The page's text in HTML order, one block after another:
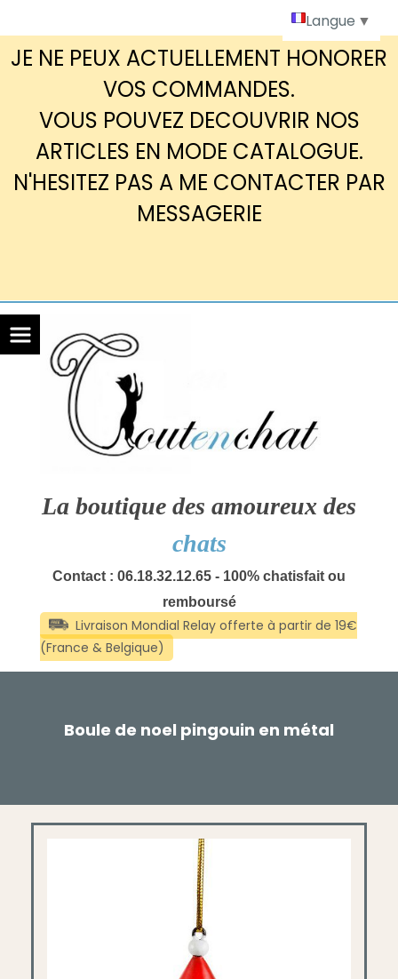
JE NE PEUX ACTUELLEMENT HONORER
VOS COMMANDES.
VOUS POUVEZ DECOUVRIR NOS
ARTICLES EN MODE CATALOGUE.
N'HESITEZ PAS A ME CONTACTER PAR
MESSAGERIE
La boutique des amoureux des
chats
Contact : 06.18.32.12.65 - 100% chatisfait ou
remboursé
Boule de noel pingouin en métal
Langue ▼